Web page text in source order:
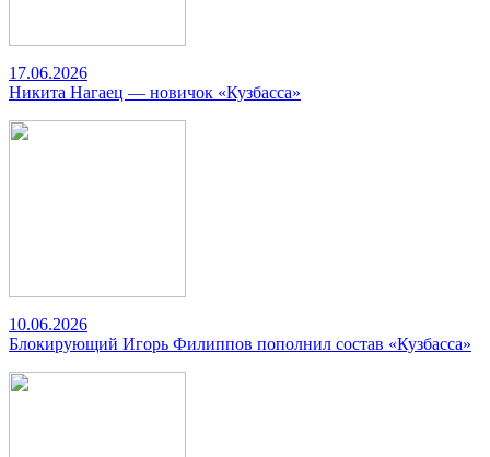
17.06.2026
Никита Нагаец — новичок «Кузбасса»
10.06.2026
Блокирующий Игорь Филиппов пополнил состав «Кузбасса»